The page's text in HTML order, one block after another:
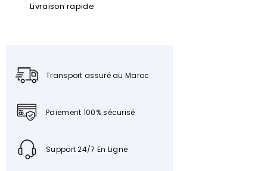
Livraison rapide
Transport assuré au Maroc
Paiement 100% sécurisé
Support 24/7 En Ligne